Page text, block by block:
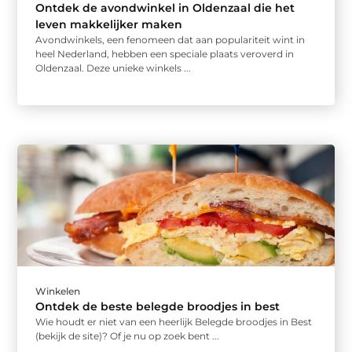
Ontdek de avondwinkel in Oldenzaal die het
leven makkelijker maken
Avondwinkels, een fenomeen dat aan populariteit wint in
heel Nederland, hebben een speciale plaats veroverd in
Oldenzaal. Deze unieke winkels ...
Winkelen
Ontdek de beste belegde broodjes in best
Wie houdt er niet van een heerlijk Belegde broodjes in Best
(bekijk de site)? Of je nu op zoek bent ...